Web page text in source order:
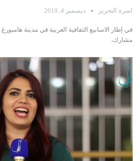
اسرة التحرير ديسمبر 4, 2019
في إطار الاسابيع الثقافية العربية في مدينة
مشارك،